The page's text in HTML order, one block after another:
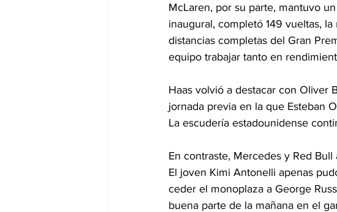
McLaren, por su parte, mantuvo
inaugural, completó 149 vueltas,
distancias completas del Gran
equipo trabajar tanto en
Haas volvió a destacar con Oliver
jornada previa en la que Esteban
La escudería estadounidense
En contraste, Mercedes y Red
El joven Kimi Antonelli apenas
ceder el monoplaza a George
buena parte de la mañana en el